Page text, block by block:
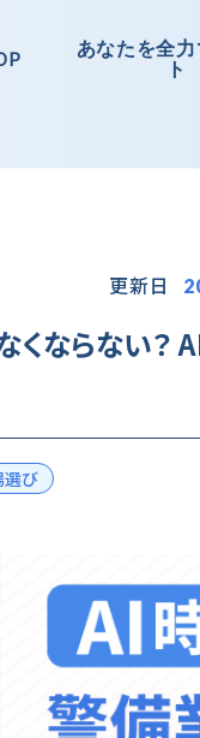
あなたを全
ト
更新日
くならない？
選び